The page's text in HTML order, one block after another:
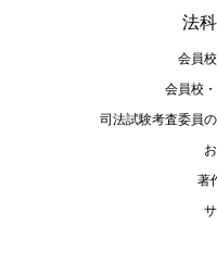
法
会員
会員校
司法試験考査委員
著